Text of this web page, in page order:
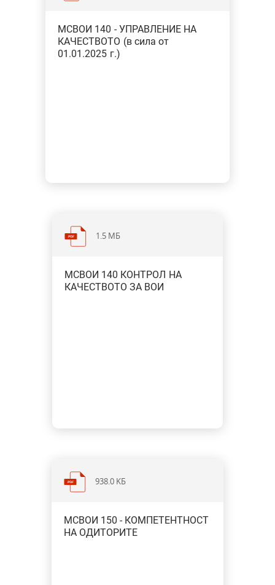
МСВОИ 140 - УПРАВЛЕНИЕ НА
КАЧЕСТВОТО (в сила от
01.01.2025 г.)
1.5 МБ
МСВОИ 140 КОНТРОЛ НА
КАЧЕСТВОТО ЗА ВОИ
938.0 KБ
МСВОИ 150 - КОМПЕТЕНТНОСТ
НА ОДИТОРИТЕ